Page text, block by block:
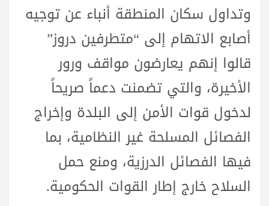
وتداول سكان المنطقة أنباء عن توجيه
أصابع الاتهام إلى “متطرفين دروز”
قالوا إنهم يعارضون مواقف ورور
الأخيرة، والتي تضمنت دعماً صريحاً
لدخول قوات الأمن إلى البلدة وإخراج
الفصائل المسلحة غير النظامية، بما
فيها الفصائل الدرزية، ومنع حمل
السلاح خارج إطار القوات الحكومية.